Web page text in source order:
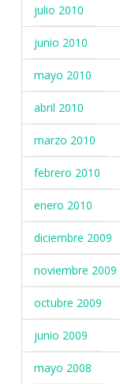
julio 2010
junio 2010
mayo 2010
abril 2010
marzo 2010
febrero 2010
enero 2010
diciembre 2009
noviembre 2009
octubre 2009
junio 2009
mayo 2008